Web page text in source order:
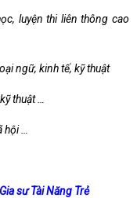
luyện thi liên thông cao
ngữ, kinh tế, kỹ thuật
thuật …
…
sư Tài Năng Trẻ